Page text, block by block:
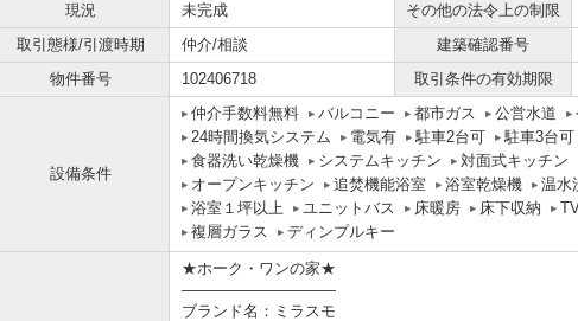
現況
未完成 その他の法令上の制限
取引態様/引渡時期
仲介/相談 建築確認番号
物件番号
102406718 取引条件の有効期限
設備条件
仲介手数料無料 バルコニー 都市ガス 公営水道
24時間換気システム
電気有 駐車2台可 駐車3台可
食器洗い乾燥機
システムキッチン 対面式キッチン
オープンキッチン
追焚機能浴室 浴室乾燥機 温水
浴室１坪以上
ユニットバス 床暖房 床下収納
複層ガラス
ディンプルキー
★ホーク・ワンの家★
――――――――――
ブランド名：ミラスモ